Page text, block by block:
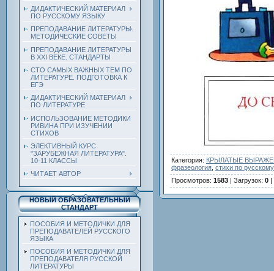
ДИДАКТИЧЕСКИЙ МАТЕРИАЛ
ПО РУССКОМУ ЯЗЫКУ
ПРЕПОДАВАНИЕ ЛИТЕРАТУРЫ.
МЕТОДИЧЕСКИЕ СОВЕТЫ
ПРЕПОДАВАНИЕ ЛИТЕРАТУРЫ
В XXI ВЕКЕ. СТАНДАРТЫ
СТО САМЫХ ВАЖНЫХ ТЕМ ПО
ЛИТЕРАТУРЕ. ПОДГОТОВКА К
ЕГЭ
ДИДАКТИЧЕСКИЙ МАТЕРИАЛ
ПО ЛИТЕРАТУРЕ
ИСПОЛЬЗОВАНИЕ МЕТОДИКИ
РИВИНА ПРИ ИЗУЧЕНИИ
СТИХОВ
ЭЛЕКТИВНЫЙ КУРС
"ЗАРУБЕЖНАЯ ЛИТЕРАТУРА".
10-11 КЛАССЫ
ЧИТАЕТ АВТОР
НОВЫЙ ОБРАЗОВАТЕЛЬНЫЙ
СТАНДАРТ
ПОСОБИЯ И МЕТОДИЧКИ ДЛЯ
ПРЕПОДАВАТЕЛЕЙ РУССКОГО
ЯЗЫКА
ПОСОБИЯ И МЕТОДИЧКИ ДЛЯ
ПРЕПОДАВАТЕЛЯ РУССКОЙ
ЛИТЕРАТУРЫ
Категория: КРЫЛАТЫЕ
фразеология стихи по
Просмотров: 1583 | Загрузок: 0 |